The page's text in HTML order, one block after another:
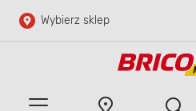
Przejdź do głównej zawartości
Wybierz sklep